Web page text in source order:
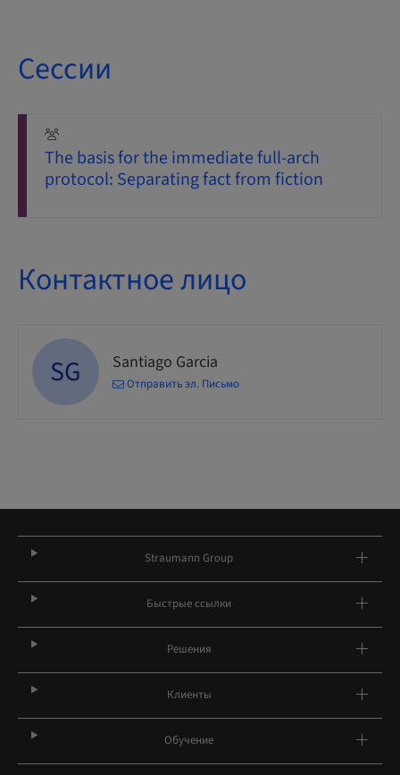
Сессии
The basis for the immediate full-arch
protocol: Separating fact from fiction
Контактное лицо
SG Santiago Garcia
Отправить эл. Письмо
Straumann Group
Быстрые ссылки
Решения
Клиенты
Обучение